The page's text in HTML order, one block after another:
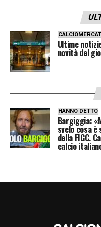
partita per
steward e della
subito individuato,
successivamente
con una
assoluto di
calcio del Regno
L’incidente ha
mondo del calcio
stagione in cui si è
Ultime
novità del
HANNO DETTO
Bargiggia:
svelo cosa
della FIGC.
calcio